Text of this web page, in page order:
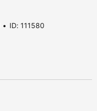
ID: 111580